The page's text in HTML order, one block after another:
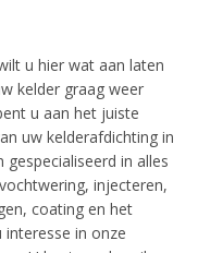
u hier wat aan laten
kelder graag weer
u aan het juiste
uw kelderafdichting in
in alles
injecteren,
coating en het
interesse in onze